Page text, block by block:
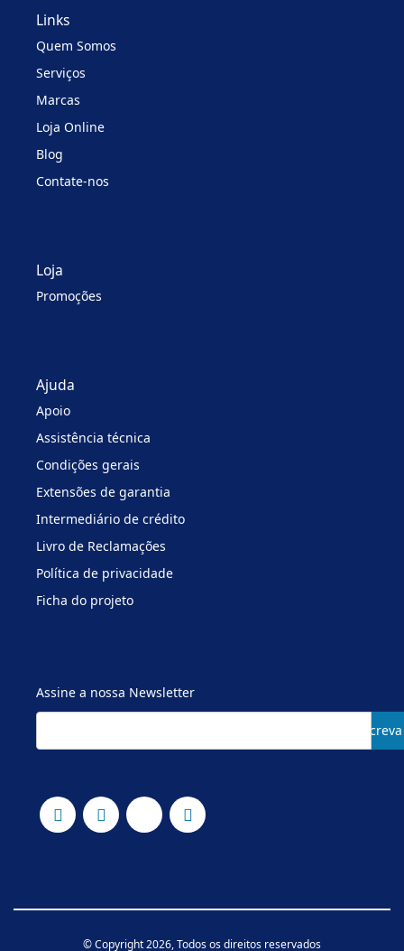
Links
Quem Somos
Serviços
Marcas
Loja Online
Blog
Contate-nos
Loja
Promoções
Ajuda
Apoio
Assistência técnica
Condições gerais
Extensões de garantia
Intermediário de crédito
Livro de Reclamações
Política de privacidade
Ficha do projeto
Assine a nossa Newsletter
Subscreva
© Copyright 2026, Todos os direitos reservados